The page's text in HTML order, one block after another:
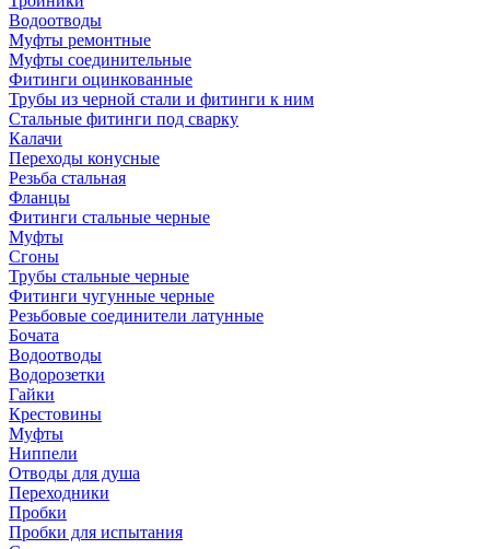
Водоотводы
Муфты ремонтные
Муфты соединительные
Фитинги оцинкованные
Трубы из черной стали и фитинги к ним
Стальные фитинги под сварку
Калачи
Переходы конусные
Резьба стальная
Фланцы
Фитинги стальные черные
Муфты
Сгоны
Трубы стальные черные
Фитинги чугунные черные
Резьбовые соединители латунные
Бочата
Водоотводы
Водорозетки
Гайки
Крестовины
Муфты
Ниппели
Отводы для душа
Переходники
Пробки
Пробки для испытания